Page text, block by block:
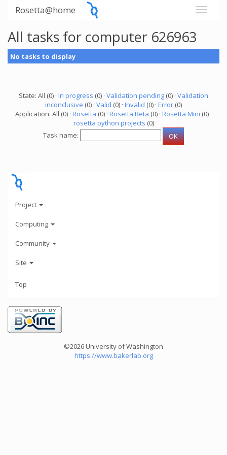
Rosetta@home
All tasks for computer 626963
No tasks to display
State: All (0) · In progress (0) · Validation pending (0) · Validation
inconclusive (0) · Valid (0) · Invalid (0) · Error (0)
Application: All (0) · Rosetta (0) · Rosetta Beta (0) · Rosetta Mini (0) ·
rosetta python projects (0)
Task name:
Project
Computing
Community
Site
Top
©2026 University of Washington
https://www.bakerlab.org